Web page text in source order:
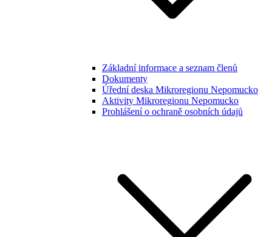
Základní informace a seznam členů
Dokumenty
Úřední deska Mikroregionu Nepomucko
Aktivity Mikroregionu Nepomucko
Prohlášení o ochraně osobních údajů